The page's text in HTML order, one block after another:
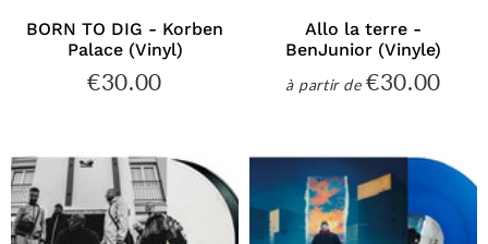
BORN TO DIG - Korben
Palace (Vinyl)
Prix
€30.00
Allo la terre -
BenJunior (Vinyle)
à partir dePrix
€30.00